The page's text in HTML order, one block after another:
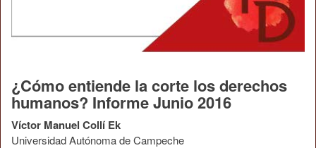
¿Cómo entiende la corte los derechos
humanos? Informe Junio 2016
Víctor Manuel Collí Ek
Universidad Autónoma de Campeche